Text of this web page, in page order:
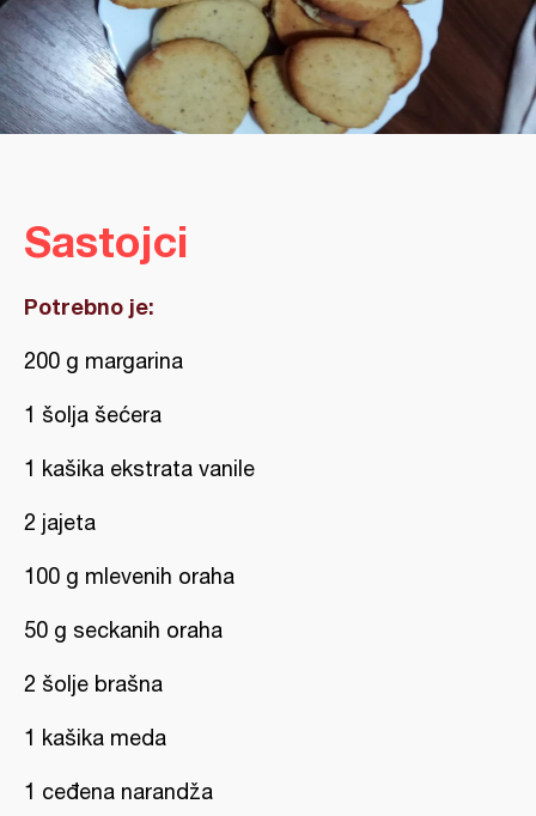
Sastojci
Potrebno je:
200 g margarina
1 šolja šećera
1 kašika ekstrata vanile
2 jajeta
100 g mlevenih oraha
50 g seckanih oraha
2 šolje brašna
1 kašika meda
1 ceđena narandža